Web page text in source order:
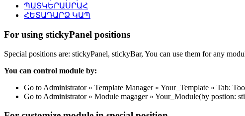
ՊԱՏԿԵՐԱՍՐԱՀ
ՀԵՏԱԴԱՐՁ ԿԱՊ
For using stickyPanel positions
Special positions are: stickyPanel, stickyBar, You can use them for any
You can control module by:
Go to Administrator » Template Manager » Your_Template » Tab:
Go to Administrator » Module magager » Your_Module(by postion: